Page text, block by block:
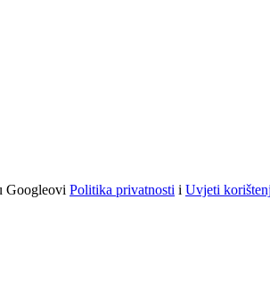
Googleovi Politika privatnosti i Uvjeti